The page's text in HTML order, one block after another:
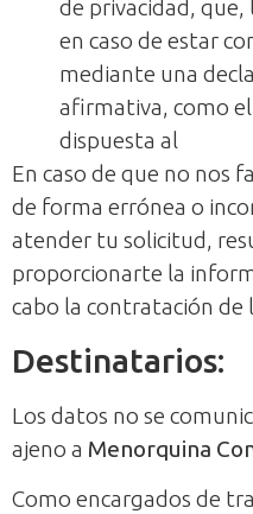
de privacidad,
en caso de estar
mediante una
afirmativa, como
dispuesta al
En caso de que no nos
de forma errónea o
atender tu solicitud,
proporcionarte la
cabo la contratación de
Destinatarios:
Los datos no se
ajeno a Menorquina
Como encargados de